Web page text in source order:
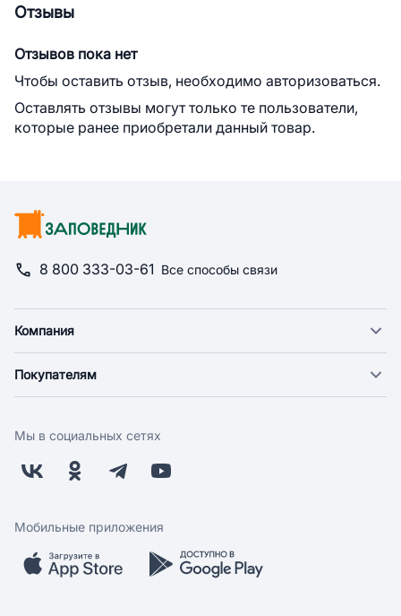
Отзывы
Отзывов пока нет
Чтобы оставить отзыв, необходимо авторизоваться.
Оставлять отзывы могут только те пользователи,
которые ранее приобретали данный товар.
8 800 333-03-61 Все способы связи
Компания
Новости
Поставщикам
Заводчикам
Обратная связь
Покупателям
Оплата
Бонусная программа
Скидки и акции
Мобильное приложение
Мы в социальных сетях
Мобильные приложения